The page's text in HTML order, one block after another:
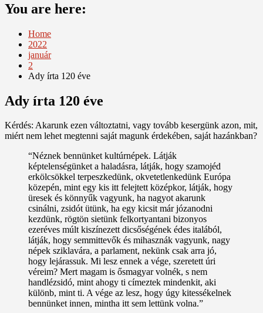
You are here:
Home
2022
január
2
Ady írta 120 éve
Ady írta 120 éve
Kérdés: Akarunk ezen változtatni, vagy tovább kesergünk azon, mit,
miért nem lehet megtenni saját magunk érdekében, saját hazánkban?
“Néznek bennünket kultúrnépek. Látják
képtelenségünket a haladásra, látják, hogy szamojéd
erkölcsökkel terpeszkedünk, okvetetlenkedünk Európa
közepén, mint egy kis itt felejtett középkor, látják, hogy
üresek és könnyűk vagyunk, ha nagyot akarunk
csinálni, zsidót ütünk, ha egy kicsit már józanodni
kezdünk, rögtön sietünk felkortyantani bizonyos
ezeréves múlt kiszínezett dicsőségének édes italából,
látják, hogy semmittevők és mihasznák vagyunk, nagy
népek sziklavára, a parlament, nekünk csak arra jó,
hogy lejárassuk. Mi lesz ennek a vége, szeretett úri
véreim? Mert magam is ősmagyar volnék, s nem
handlézsidó, mint ahogy ti címeztek mindenkit, aki
különb, mint ti. A vége az lesz, hogy úgy kitessékelnek
bennünket innen, mintha itt sem lettünk volna.”